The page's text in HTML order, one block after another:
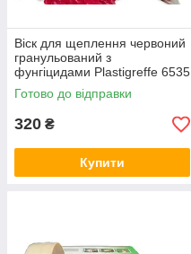
Віск для щеплення червоний
гранульований з
фунгіцидами Plastigreffe 6535
- 500 г (5170007N) AgriChem
Італія
Готово до відправки
320 ₴
Купити